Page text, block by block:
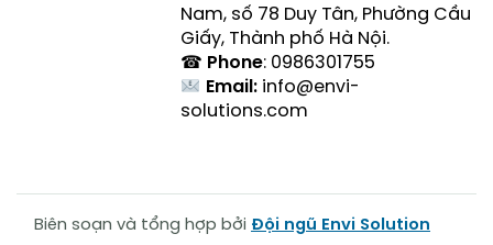
Nam, số 78 Duy Tân, Phường Cầu
Giấy, Thành phố Hà Nội.
☎ Phone: 0986301755
Email:info@envi-
solutions.com
Biên soạn và tổng hợp bởi Đội ngũ Envi Solution